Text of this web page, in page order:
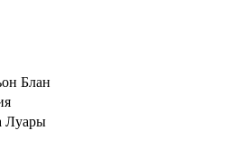
Блан
Луары